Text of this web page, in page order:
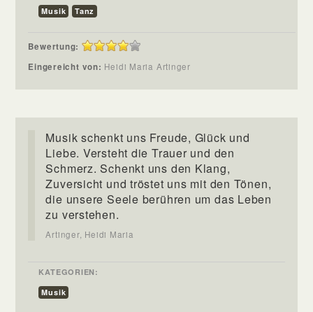
Musik
Tanz
Bewertung:
Eingereicht von: Heidi Maria Artinger
Musik schenkt uns Freude, Glück und
Liebe. Versteht die Trauer und den
Schmerz. Schenkt uns den Klang,
Zuversicht und tröstet uns mit den Tönen,
die unsere Seele berühren um das Leben
zu verstehen.
Artinger, Heidi Maria
KATEGORIEN:
Musik